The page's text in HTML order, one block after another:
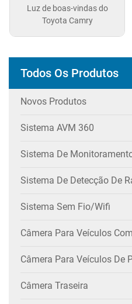
Luz de boas-vindas do
Toyota Camry
Todos Os Produtos
Novos Produtos
Sistema AVM 360
Sistema De
Sistema De Detecção De
Sistema Sem Fio/wifi
Câmera Para Veículos
Câmera Para Veículos De
Câmera Traseira